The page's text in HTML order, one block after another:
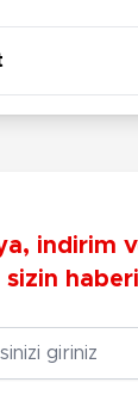
indirim
sizin
E-